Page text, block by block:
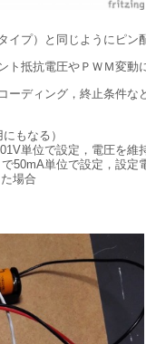
プ）と同じようにピ
ト抵抗電圧やＰＷＭ変
ーディング，終止条件な
もなる）
単位で設定，電圧を維
50mA単位で設定，設定
場合